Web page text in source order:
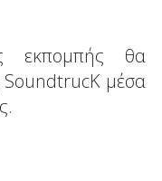
εκπομπής θα
μέσα